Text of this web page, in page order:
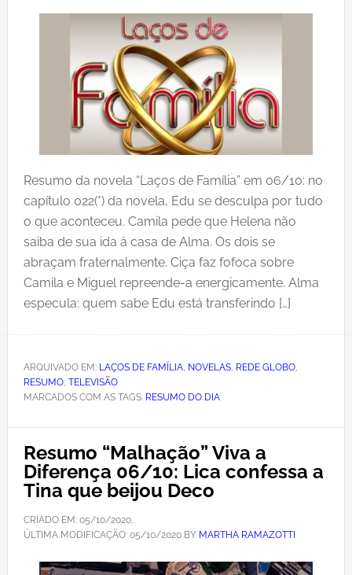
Resumo da novela “Laços de Família” em 06/10: no
capítulo 022(*) da novela, Edu se desculpa por tudo
o que aconteceu. Camila pede que Helena não
saiba de sua ida à casa de Alma. Os dois se
abraçam fraternalmente. Ciça faz fofoca sobre
Camila e Miguel repreende-a energicamente. Alma
especula: quem sabe Edu está transferindo […]
ARQUIVADO EM: LAÇOS DE FAMÍLIA, NOVELAS, REDE GLOBO,
RESUMO, TELEVISÃO
MARCADOS COM AS TAGS: RESUMO DO DIA
Resumo “Malhação” Viva a
Diferença 06/10: Lica confessa a
Tina que beijou Deco
CRIADO EM: 05/10/2020,
ÚLTIMA MODIFICAÇÃO: 05/10/2020BY MARTHA RAMAZOTTI